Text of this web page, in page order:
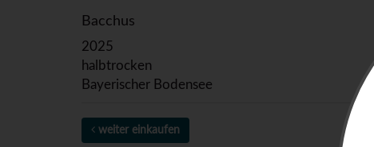
Bacchus
2025
halbtrocken
Bayerischer Bodensee
weiter einkaufen